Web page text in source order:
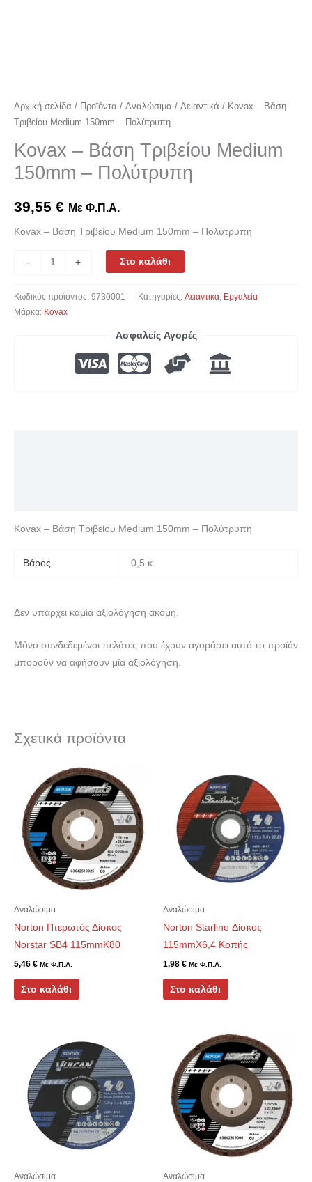
Αρχική σελίδα / Προϊόντα / Αναλώσιμα / Λειαντικά / Kovax – Βάση
Τριβείου Medium 150mm – Πολύτρυπη
Kovax – Βάση Τριβείου Medium
150mm – Πολύτρυπη
39,55 € Με Φ.Π.Α.
Kovax – Βάση Τριβείου Medium 150mm – Πολύτρυπη
- + Στο καλάθι
Κωδικός προϊόντος: 9730001 Κατηγορίες: Λειαντικά, Εργαλεία
Μάρκα: Kovax
Ασφαλείς Αγορές
Kovax – Βάση Τριβείου Medium 150mm – Πολύτρυπη
Βάρος 0,5 κ.
Δεν υπάρχει καμία αξιολόγηση ακόμη.
Μόνο συνδεδεμένοι πελάτες που έχουν αγοράσει αυτό το προϊόν
μπορούν να αφήσουν μία αξιολόγηση.
Σχετικά προϊόντα
Αναλώσιμα
Norton Πτερωτός Δίσκος
Norstar SB4 115mmK80
5,46 € Με Φ.Π.Α.
Στο καλάθι
Αναλώσιμα
Norton Starline Δίσκος
115mmX6,4 Κοπής
1,98 € Με Φ.Π.Α.
Στο καλάθι
Αναλώσιμα Αναλώσιμα